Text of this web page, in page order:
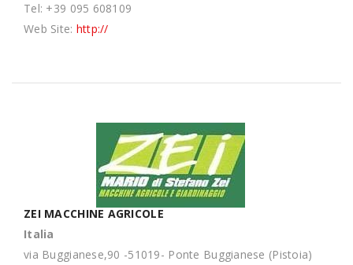
Tel: +39 095 608109
Web Site: http://
ZEI MACCHINE AGRICOLE
Italia
via Buggianese,90 -51019- Ponte Buggianese (Pistoia)